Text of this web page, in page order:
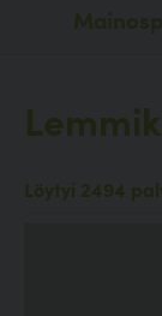
Löytyi 2494